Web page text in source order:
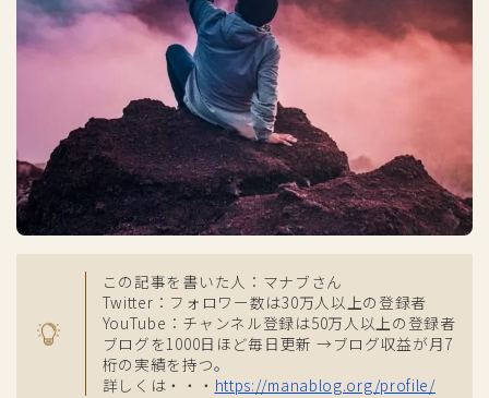
この記事を書いた人：マナブさん
Twitter：フォロワー数は30万人以上の登録者
YouTube：チャンネル登録は50万人以上の登録者
ブログを1000日ほど毎日更新 →ブログ収益が月7
桁の実績を持つ。
詳しくは・・・ https://manablog.org/profile/